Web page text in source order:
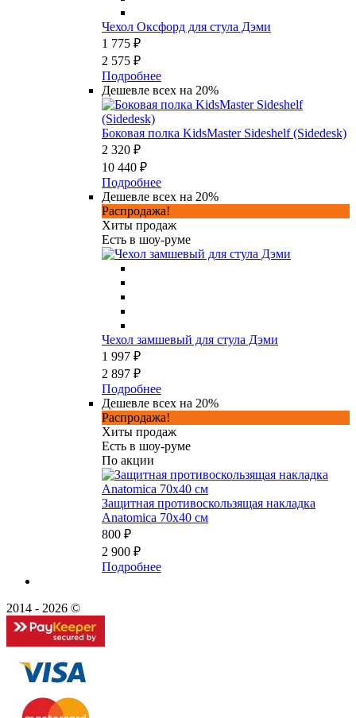
Чехол Оксфорд для стула Дэми
1 775 ₽
2 575 ₽
Подробнее
Дешевле всех на 20%
Боковая полка KidsMaster Sideshelf (Sidedesk)
2 320 ₽
10 440 ₽
Подробнее
Дешевле всех на 20%
Распродажа!
Хиты продаж
Есть в шоу-руме
Чехол замшевый для стула Дэми
1 997 ₽
2 897 ₽
Подробнее
Дешевле всех на 20%
Распродажа!
Хиты продаж
Есть в шоу-руме
По акции
Защитная противоскользящая накладка
Anatomica 70х40 см
800 ₽
2 900 ₽
Подробнее
2014 - 2026 ©